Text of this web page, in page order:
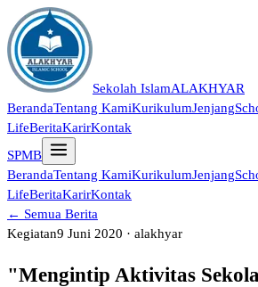
Sekolah IslamALAKHYAR
BerandaTentang KamiKurikulumJenjang
LifeBeritaKarirKontak
SPMB
BerandaTentang KamiKurikulumJenjang
LifeBeritaKarirKontak
← Semua Berita
Kegiatan9 Juni 2020 · alakhyar
"Mengintip Aktivitas